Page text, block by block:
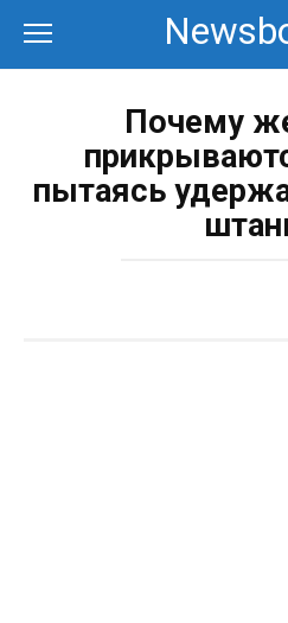
контенту
Почему
пытаясь